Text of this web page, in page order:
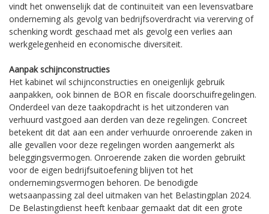
vindt het onwenselijk dat de continuïteit van een levensvatbare
onderneming als gevolg van bedrijfsoverdracht via vererving of
schenking wordt geschaad met als gevolg een verlies aan
werkgelegenheid en economische diversiteit.
Aanpak schijnconstructies
Het kabinet wil schijnconstructies en oneigenlijk gebruik
aanpakken, ook binnen de BOR en fiscale doorschuifregelingen.
Onderdeel van deze taakopdracht is het uitzonderen van
verhuurd vastgoed aan derden van deze regelingen. Concreet
betekent dit dat aan een ander verhuurde onroerende zaken in
alle gevallen voor deze regelingen worden aangemerkt als
beleggingsvermogen. Onroerende zaken die worden gebruikt
voor de eigen bedrijfsuitoefening blijven tot het
ondernemingsvermogen behoren. De benodigde
wetsaanpassing zal deel uitmaken van het Belastingplan 2024.
De Belastingdienst heeft kenbaar gemaakt dat dit een grote